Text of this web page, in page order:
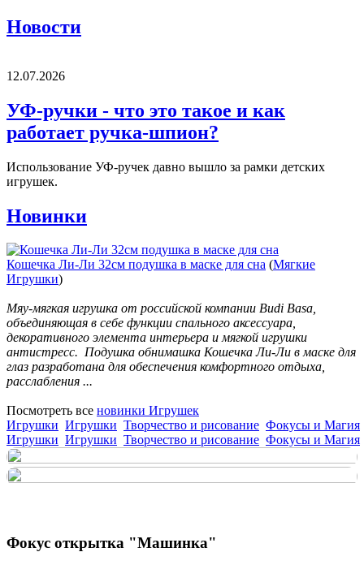
Новости
12.07.2026
УФ-ручки - что это такое и как
работает ручка-шпион?
Использование УФ-ручек давно вышло за рамки детских
игрушек.
Новинки
Кошечка Ли-Ли 32см подушка в маске для сна (Мягкие
Игрушки)
Мяу-мягкая игрушка от российской компании Budi Basa,
объединяющая в себе функции спального аксессуара,
декоративного элемента интерьера и мягкой игрушки
антистресс. Подушка обнимашка Кошечка Ли-Ли в маске для
глаз разработана для обеспечения комфортного отдыха,
расслабления ...
Посмотреть все новинки Игрушек
Игрушки Игрушки Творчество и рисование Фокусы и Магия
Игрушки Игрушки Творчество и рисование Фокусы и Магия
Фокус открытка "Машинка"